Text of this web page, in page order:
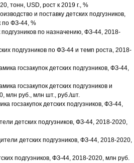
тонн, USD, рост к 2019 г., %
и поставку детских подгузников,
по ФЗ-44, %
по назначению, ФЗ-44, 2018-
подгузников по ФЗ-44 и темп роста, 2018-
госзакупок детских подгузников, ФЗ-44,
госзакупок детских подгузников и
млн руб., млн шт., руб./шт.
госзакупок детских подгузников, ФЗ-44,
детских подгузников, ФЗ-44, 2018-2020,
детских подгузников, ФЗ-44, 2018-2020,
подгузников, ФЗ-44, 2018-2020, млн руб.